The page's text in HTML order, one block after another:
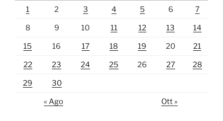
1 2 3 4 5 6 7
8 9 10 11 12 13 14
15 16 17 18 19 20 21
22 23 24 25 26 27 28
29 30
« Ago Ott »